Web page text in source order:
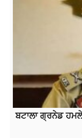
ਬਟਾਲਾ ਗ੍ਰਨੇਡ